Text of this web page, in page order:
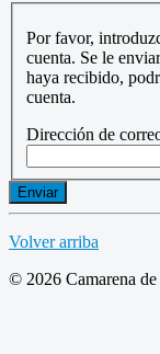
Por favor,
cuenta. Se le
haya recibido,
cuenta.
Dirección de
Enviar
Volver arriba
© 2026 Camarena de